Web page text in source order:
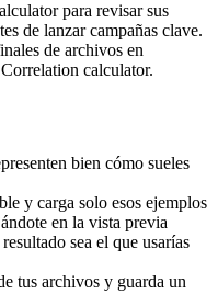
para revisar sus
de lanzar campañas clave.
de archivos en
calculator.
bien cómo sueles
y carga solo esos ejemplos
en la vista previa
sea el que usarías
tus archivos y guarda un